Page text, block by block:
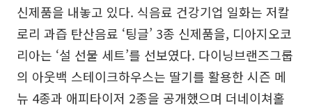
신제품을 내놓고 있다. 식음료 건강기업 일화는 저칼
로리 과즙 탄산음료 ‘팅글’ 3종 신제품을, 디아지오코
리아는 ‘설 선물 세트’를 선보였다. 다이닝브랜즈그룹
의 아웃백 스테이크하우스는 딸기를 활용한 시즌 메
뉴 4종과 애피타이저 2종을 공개했으며 더네이쳐홀